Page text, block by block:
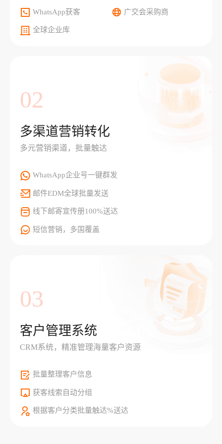
WhatsApp获客 广交会采购商
全球企业库
02
多渠道营销转化
多元营销渠道，批量触达
WhatsApp企业号一键群发
邮件EDM全球批量发送
线下邮寄宣传册100%送达
短信营销，多国覆盖
03
客户管理系统
CRM系统，精准管理海量客户资源
批量整理客户信息
获客线索自动分组
根据客户分类批量触达%送达